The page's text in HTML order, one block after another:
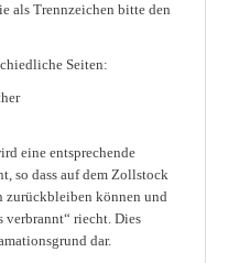
als Trennzeichen bitte den
Seiten:
eine entsprechende
so dass auf dem Zollstock
zurückbleiben können und
verbrannt“ riecht. Dies
dar.